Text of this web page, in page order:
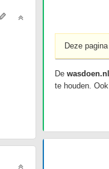
Deze
De wasdoen.nl
te houden.